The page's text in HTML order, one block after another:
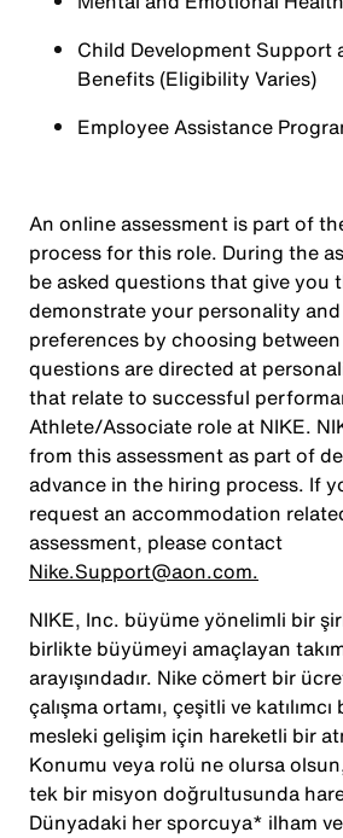
Child Development Support
Benefits (Eligibility Varies)
Employee Assistance
An online assessment is part of
process for this role. During the
be asked questions that give you
demonstrate your personality
preferences by choosing
questions are directed at
that relate to successful
Athlete/Associate role at NIKE.
from this assessment as part of
advance in the hiring process. If
request an accommodation
assessment, please contact
Nike.Support@aon.com.
NIKE, Inc. büyüme yönelimli bir
birlikte büyümeyi amaçlayan
arayışındadır. Nike cömert bir
çalışma ortamı, çeşitli ve
mesleki gelişim için hareketli bir
Konumu veya rolü ne olursa
tek bir misyon doğrultusunda
Dünyadaki her sporcuya* ilham